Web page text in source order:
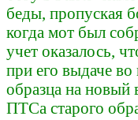
беды, пропуская
когда мот был
учет оказалось,
при его выдаче во
образца на новый
ПТСа старого